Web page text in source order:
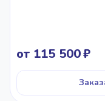
от 115 500